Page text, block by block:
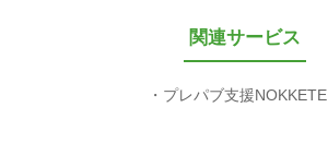
関連サービス
プレパブ支援NOKKETE